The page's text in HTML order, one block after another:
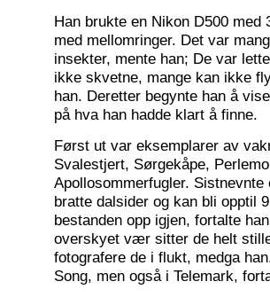
Han brukte en Nikon D500
med mellomringer. Det var
insekter, mente han; De var
ikke skvetne, mange kan ikke
han. Deretter begynte han å
på hva han hadde klart å finne.
Først ut var eksemplarer av
Svalestjert, Sørgekåpe,
Apollosommerfugler.
bratte dalsider og kan bli opptil
bestanden opp igjen, fortalte
overskyet vær sitter de helt
fotografere de i flukt, medga
Song, men også i Telemark,